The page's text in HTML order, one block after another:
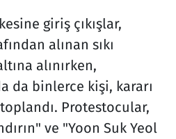
giriş çıkışlar,
alınan sıkı
alınırken,
da binlerce kişi, kararı
Protestocular,
ve "Yoon Suk Yeol